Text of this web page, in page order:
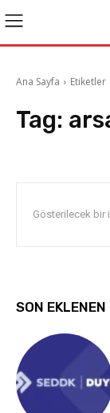
Ana Sayfa Etiketler
Tag:
Gösterilecek bir
SON